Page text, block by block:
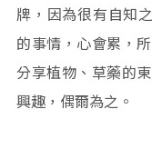
牌，因為很有自知
的事情，心會累，
分享植物、草藥的
興趣，偶爾為之。